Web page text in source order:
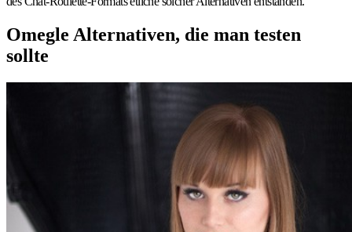
Omegle Alternativen, die man testen
sollte